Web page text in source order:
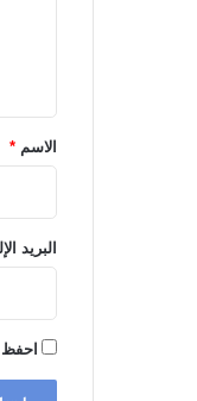
*الاسم *
البريد
احفظ